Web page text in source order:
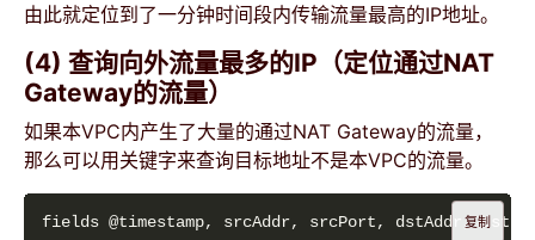
由此就定位到了一分钟时间段内传输流量最高的IP地址。
(4) 查询向外流量最多的IP（定位通过NAT
Gateway的流量）
如果本VPC内产生了大量的通过NAT Gateway的流量，
那么可以用关键字来查询目标地址不是本VPC的流量。
复制